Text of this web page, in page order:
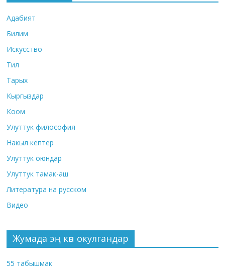
Адабият
Билим
Искусство
Тил
Тарых
Кыргыздар
Коом
Улуттук философия
Накыл кептер
Улуттук оюндар
Улуттук тамак-аш
Литература на русском
Видео
Жумада эң көп окулгандар
55 табышмак